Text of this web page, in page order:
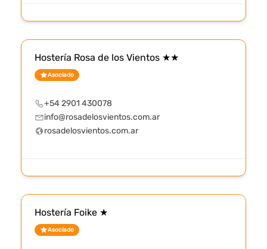
Hostería Rosa de los Vientos ★★
Asociado
+54 2901 430078
info@rosadelosvientos.com.ar
rosadelosvientos.com.ar
Hostería Foike ★
Asociado